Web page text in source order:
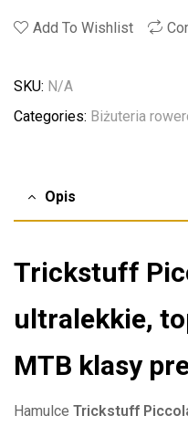
Add To Wishlist
SKU: N/A
Categories: Biżuteria
Opis
Trickstuff
ultralekkie,
MTB klasy
Hamulce Trickstuff